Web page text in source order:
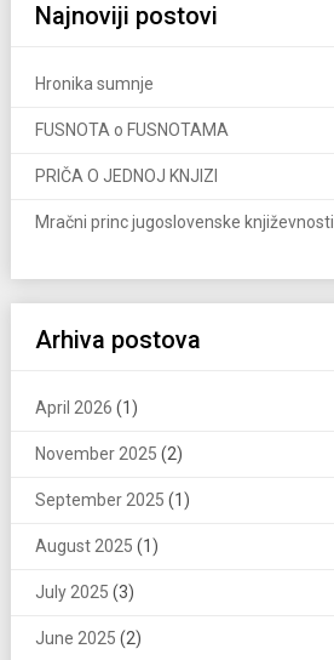
Najnoviji postovi
Hronika sumnje
FUSNOTA o FUSNOTAMA
PRIČA O JEDNOJ KNJIZI
Mračni princ jugoslovenske književnosti
Arhiva postova
April 2026 (1)
November 2025 (2)
September 2025 (1)
August 2025 (1)
July 2025 (3)
June 2025 (2)